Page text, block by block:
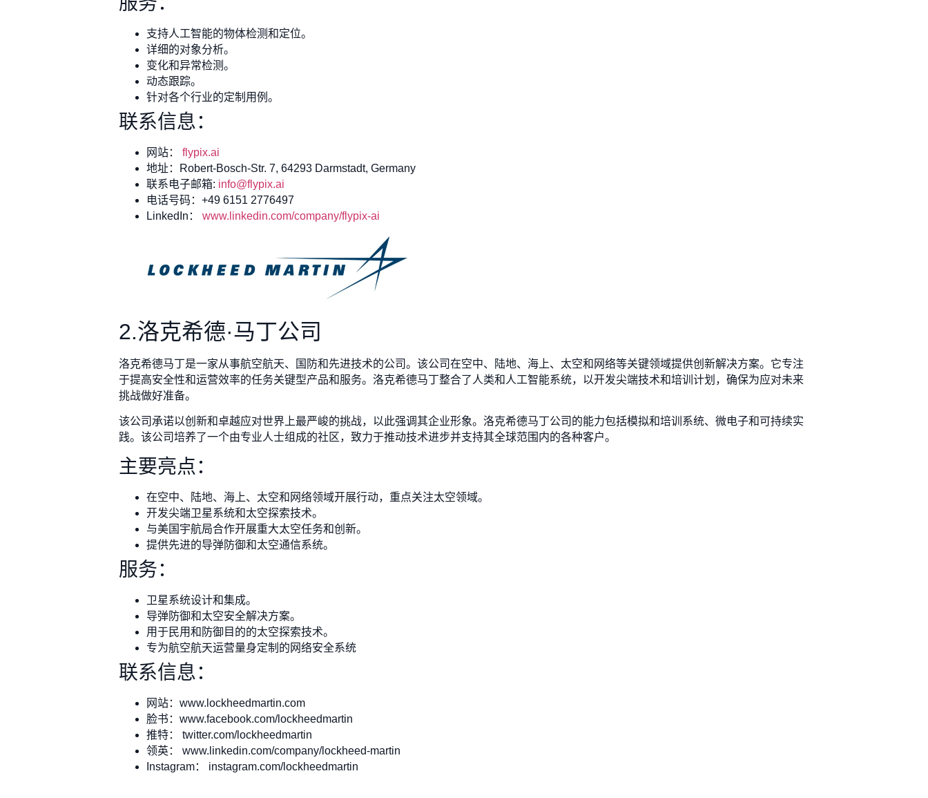
支持人工智能的物体检测和定位。
详细的对象分析。
变化和异常检测。
动态跟踪。
针对各个行业的定制用例。
联系信息：
网站： flypix.ai
地址：Robert-Bosch-Str. 7, 64293 Darmstadt, Germany
联系电子邮箱: info@flypix.ai
电话号码：+49 6151 2776497
LinkedIn： www.linkedin.com/company/flypix-ai
2.洛克希德·马丁公司
洛克希德马丁是一家从事航空航天、国防和先进技术的公司。该公司在空中、陆地、海上、太空和网络等关键领域提供创新解决方案。它专注
于提高安全性和运营效率的任务关键型产品和服务。洛克希德马丁整合了人类和人工智能系统，以开发尖端技术和培训计划，确保为应对未来
挑战做好准备。
该公司承诺以创新和卓越应对世界上最严峻的挑战，以此强调其企业形象。洛克希德马丁公司的能力包括模拟和培训系统、微电子和可持续实
践。该公司培养了一个由专业人士组成的社区，致力于推动技术进步并支持其全球范围内的各种客户。
主要亮点：
在空中、陆地、海上、太空和网络领域开展行动，重点关注太空领域。
开发尖端卫星系统和太空探索技术。
与美国宇航局合作开展重大太空任务和创新。
提供先进的导弹防御和太空通信系统。
服务：
卫星系统设计和集成。
导弹防御和太空安全解决方案。
用于民用和防御目的的太空探索技术。
专为航空航天运营量身定制的网络安全系统
联系信息：
网站：www.lockheedmartin.com
脸书：www.facebook.com/lockheedmartin
推特： twitter.com/lockheedmartin
领英： www.linkedin.com/company/lockheed-martin
Instagram： instagram.com/lockheedmartin